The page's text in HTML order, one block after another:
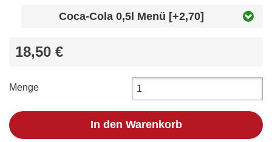
Coca-Cola 0,5l Menü [+2,70]
18,50 €
Menge
In den Warenkorb